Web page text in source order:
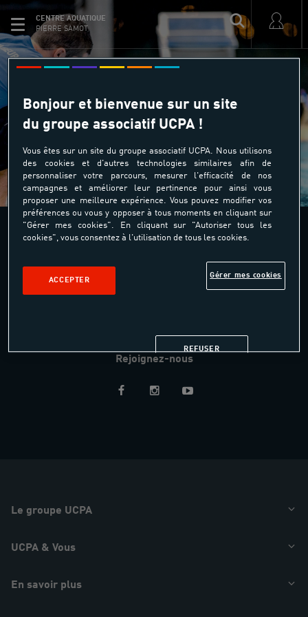
CENTRE AQUATIQUE
PIERRE SAMOT
Le site est actuellement en
maintenance
Centre aquatique Communautaire
Quartier Petit Manoir
Rejoignez-nous
Le groupe UCPA
UCPA & Vous
En savoir plus
Bonjour et bienvenue sur un site
du groupe associatif UCPA !
Vous êtes sur un site du groupe associatif UCPA. Nous utilisons
des cookies et d'autres technologies similaires afin de
personnaliser votre parcours, mesurer l'efficacité de nos
campagnes et améliorer leur pertinence pour ainsi vous
proposer une meilleure expérience. Vous pouvez modifier vos
préférences ou vous y opposer à tous moments en cliquant sur
"Gérer mes cookies". En cliquant sur "Autoriser tous les
cookies", vous consentez à l'utilisation de tous les cookies.
Gérer mes cookies
REFUSER
ACCEPTER